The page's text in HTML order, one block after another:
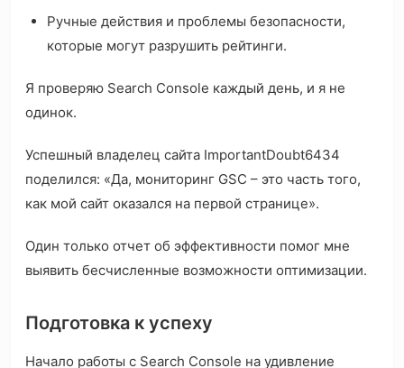
Ручные действия и проблемы безопасности,
которые могут разрушить рейтинги.
Я проверяю Search Console каждый день, и я не
одинок.
Успешный владелец сайта ImportantDoubt6434
поделился: «Да, мониторинг GSC – это часть того,
как мой сайт оказался на первой странице».
Один только отчет об эффективности помог мне
выявить бесчисленные возможности оптимизации.
Подготовка к успеху
Начало работы с Search Console на удивление